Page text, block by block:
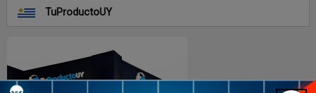
TuProductoUY